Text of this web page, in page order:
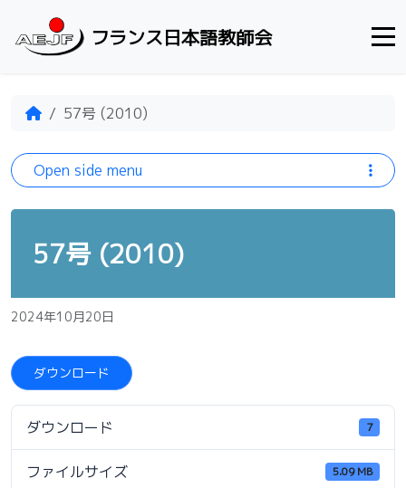
フランス日本語教師会
Home57号 (2010)
57号 (2010)
2024年10月20日
ダウンロード
ダウンロード 7
ファイルサイズ 5.09 MB
Open side menu